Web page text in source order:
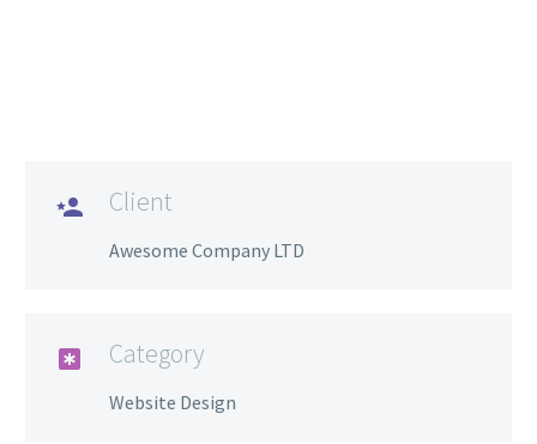
 Client
Awesome Company LTD
 Category
Website Design